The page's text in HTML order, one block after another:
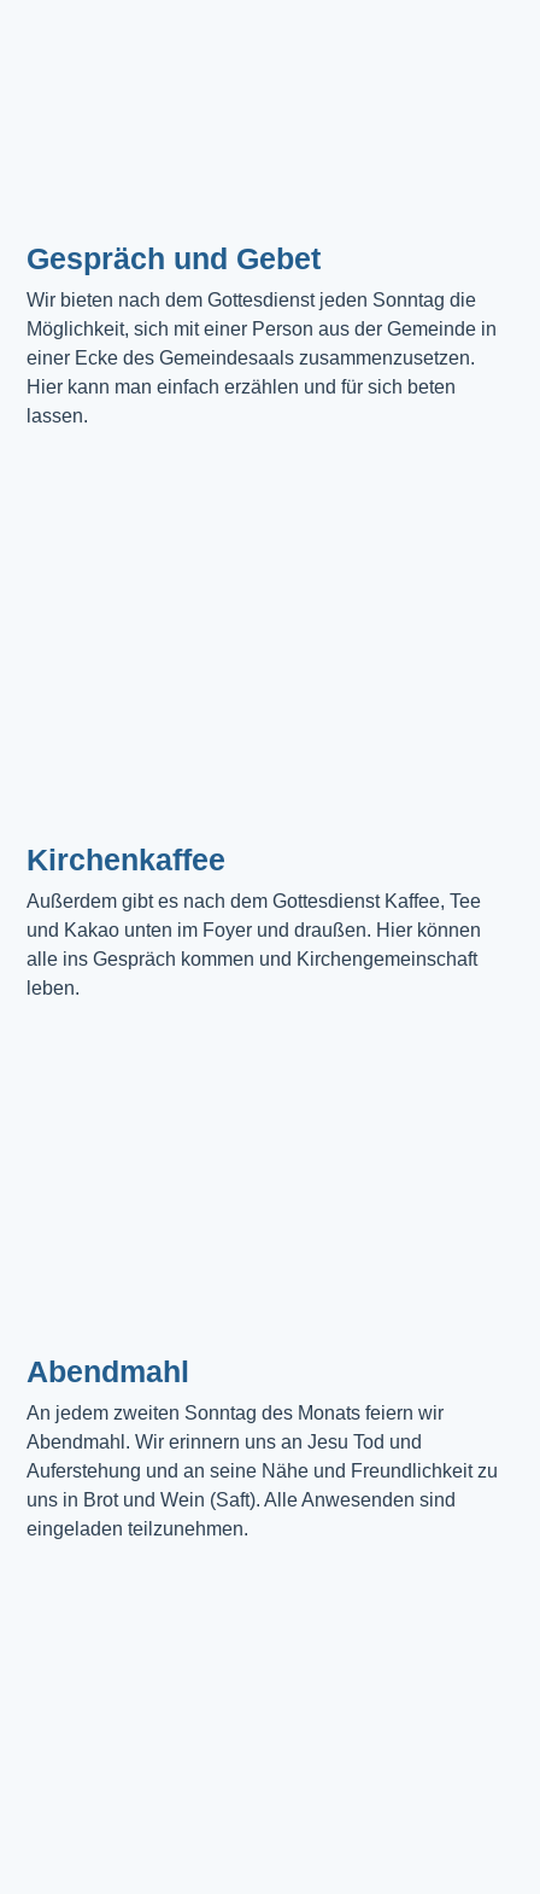
Gespräch und Gebet
Wir bieten nach dem Gottesdienst jeden Sonntag die
Möglichkeit, sich mit einer Person aus der Gemeinde in
einer Ecke des Gemeindesaals zusammenzusetzen.
Hier kann man einfach erzählen und für sich beten
lassen.
Kirchenkaffee
Außerdem gibt es nach dem Gottesdienst Kaffee, Tee
und Kakao unten im Foyer und draußen. Hier können
alle ins Gespräch kommen und Kirchengemeinschaft
leben.
Abendmahl​
An jedem zweiten Sonntag des Monats feiern wir
Abendmahl. Wir erinnern uns an Jesu Tod und
Auferstehung und an seine Nähe und Freundlichkeit zu
uns in Brot und Wein (Saft). Alle Anwesenden sind
eingeladen teilzunehmen.